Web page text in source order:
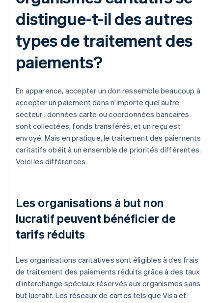
distingue-t-il des autres
types de traitement des
paiements?
En apparence, accepter un don ressemble beaucoup à
accepter un paiement dans n'importe quel autre
secteur : données carte ou coordonnées bancaires
sont collectées, fonds transférés, et un reçu est
envoyé. Mais en pratique, le traitement des paiements
caritatifs obéit à un ensemble de priorités différentes.
Voici les différences.
Les organisations à but non
lucratif peuvent bénéficier de
tarifs réduits
Les organisations caritatives sont éligibles à des frais
de traitement des paiements réduits grâce à des taux
d’interchange spéciaux réservés aux organismes sans
but lucratif. Les réseaux de cartes tels que Visa et